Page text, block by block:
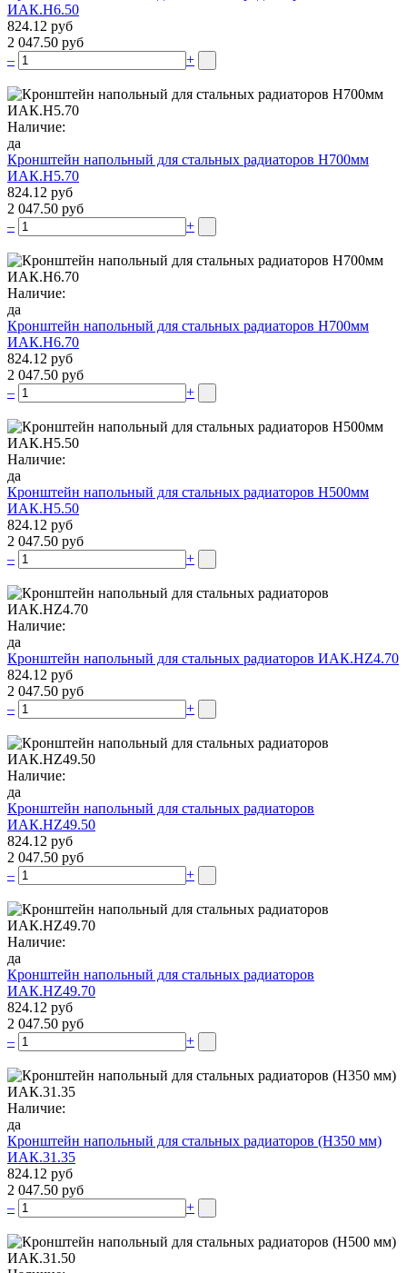
ИАК.Н6.50
824.12 руб
2 047.50 руб
–
+
Наличие:
да
Кронштейн напольный для стальных радиаторов Н700мм
ИАК.Н5.70
824.12 руб
2 047.50 руб
–
+
Наличие:
да
Кронштейн напольный для стальных радиаторов Н700мм
ИАК.Н6.70
824.12 руб
2 047.50 руб
–
+
Наличие:
да
Кронштейн напольный для стальных радиаторов Н500мм
ИАК.Н5.50
824.12 руб
2 047.50 руб
–
+
Наличие:
да
Кронштейн напольный для стальных радиаторов ИАК.НZ4.70
824.12 руб
2 047.50 руб
–
+
Наличие:
да
Кронштейн напольный для стальных радиаторов
ИАК.НZ49.50
824.12 руб
2 047.50 руб
–
+
Наличие:
да
Кронштейн напольный для стальных радиаторов
ИАК.НZ49.70
824.12 руб
2 047.50 руб
–
+
Наличие:
да
Кронштейн напольный для стальных радиаторов (Н350 мм)
ИАК.31.35
824.12 руб
2 047.50 руб
–
+